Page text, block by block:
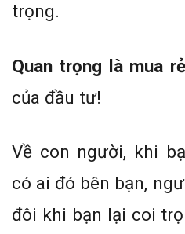
trọng.
Quan trọng là mua
của đầu tư!
Về con người, khi
có ai đó bên bạn,
đôi khi bạn lại coi